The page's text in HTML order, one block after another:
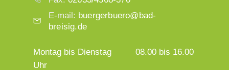
E-mail: buergerbuero@bad-
breisig.de
Montag bis Dienstag
08.00 bis 16.00
Uhr